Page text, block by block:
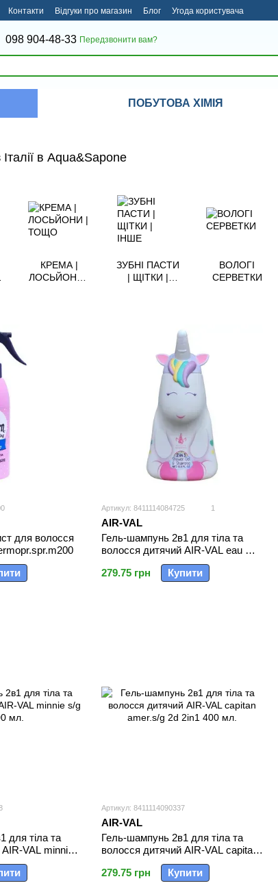
Контакти Відгуки про магазин Блог Угода користувача
098 904-48-33 Передзвонити вам?
ПОБУТОВА ХІМІЯ
Італії в Aqua&Sapone
КРЕМА |
ЛОСЬЙОНИ |
ЗУБНІ ПАСТИ
| ЩІТКИ |
ВОЛОГІ
СЕРВЕТКИ
для волосся
Артикул: 8411114084725 1
AIR-VAL
Гель-шампунь 2в1 для тіла та
волосся дитячий AIR-VAL eau my
unicorn s/g 2in1 400 мл.
279.75 грн
Купити
для тіла та
VAL minnie
Артикул: 8411114090337
AIR-VAL
Гель-шампунь 2в1 для тіла та
волосся дитячий AIR-VAL capitan
amer.s/g 2d 2in1 400 мл.
279.75 грн
Купити